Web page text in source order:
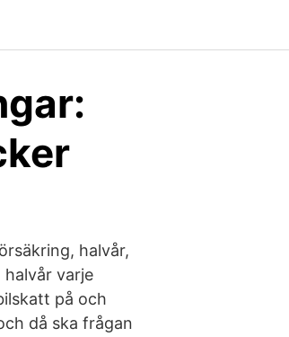
halvår,
varje
på och
då ska frågan